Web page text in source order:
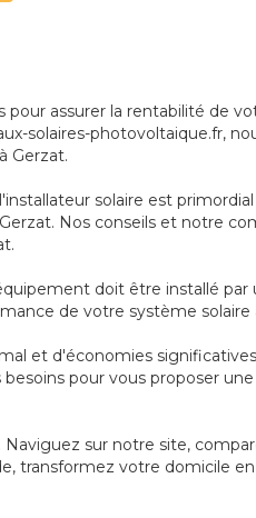
pour assurer la rentabilité de
solaires-photovoltaique.fr,
Gerzat.
solaire est primordial
Nos conseils et notre
doit être installé par
de votre système solaire
et d'économies
pour vous proposer
Naviguez sur notre site,
transformez votre domicile